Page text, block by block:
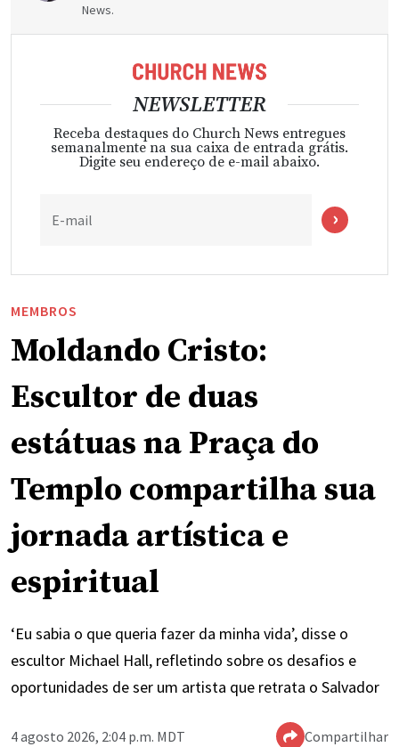
News.
NEWSLETTER
Receba destaques do Church News entregues
semanalmente na sua caixa de entrada grátis.
Digite seu endereço de e-mail abaixo.
E-mail
MEMBROS
Moldando Cristo:
Escultor de duas
estátuas na Praça do
Templo compartilha sua
jornada artística e
espiritual
‘Eu sabia o que queria fazer da minha vida’, disse o
escultor Michael Hall, refletindo sobre os desafios e
oportunidades de ser um artista que retrata o Salvador
4 agosto 2026, 2:04 p.m. MDT Compartilhar